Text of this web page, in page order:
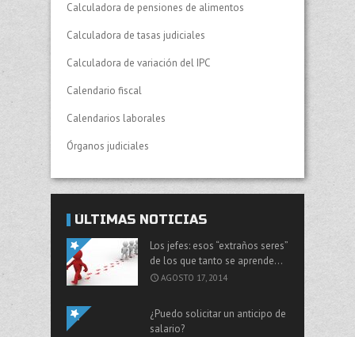
Calculadora de pensiones de alimentos
Calculadora de tasas judiciales
Calculadora de variación del IPC
Calendario fiscal
Calendarios laborales
Órganos judiciales
ÚLTIMAS NOTICIAS
Los jefes: esos “extraños seres”
de los que tanto se aprende…
AGOSTO 17, 2014
¿Puedo solicitar un anticipo de
salario?